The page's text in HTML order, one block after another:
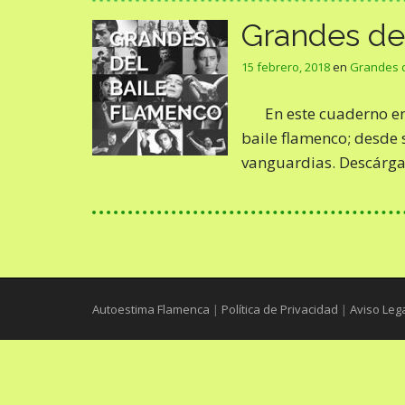
Grandes
15 febrero, 2018en Grandes
En este cuaderno
baile flamenco;
vanguardias.
Autoestima Flamenca | Política de Privacidad | Aviso